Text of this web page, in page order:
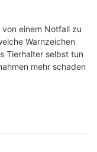
einem Notfall zu
Warnzeichen
Tierhalter selbst tun
mehr schaden